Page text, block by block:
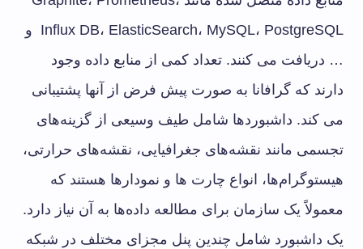
Influx DB، ElasticSearch، MySQL، PostgreSQL و
… دریافت می کنند. تعداد کمی از منابع داده وجود
دارند که گرافانا به صورت پیش فرض از آنها پشتیبانی
می کند. داشبوردها شامل طیف وسیعی از گزینه‌های
تجسمی مانند نقشه‌های جغرافیایی، نقشه‌های حرارتی،
هیستوگرام‌ها، انواع چارت ها و نمودارها هستند که
معمولاً یک سازمان برای مطالعه داده‌ها به آن نیاز دارد.
یک داشبورد شامل چندین پنل مجزای مختلف در شبکه